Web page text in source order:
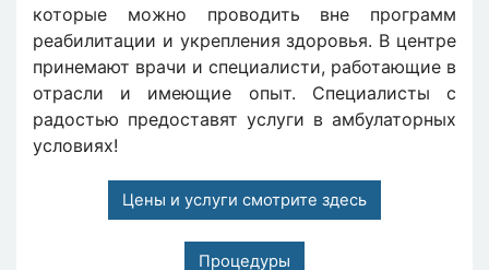
которые можно проводить вне программ
реабилитации и укрепления здоровья. В центре
принемают врачи и специалисти, работающие в
отрасли и имеющие опыт. Специалисты с
радостью предоставят услуги в амбулаторных
условиях!
Цены и услуги смотрите здесь
Процедуры